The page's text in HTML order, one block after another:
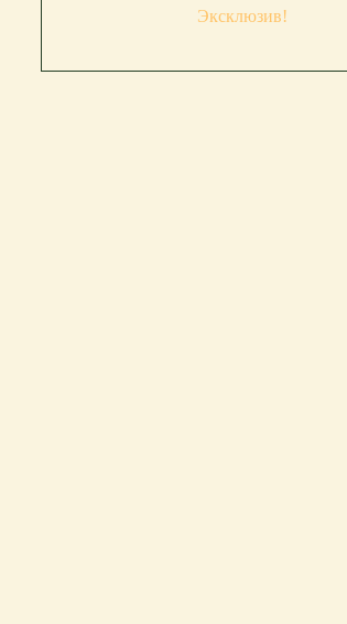
Эксклюзив!